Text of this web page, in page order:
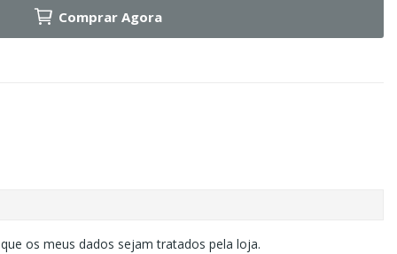
Comprar Agora
os meus dados sejam tratados pela loja.